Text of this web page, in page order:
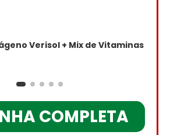
Verisol + Mix de Vitaminas
COMPLETA